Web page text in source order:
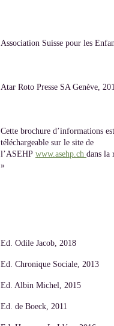
Association Suisse pour les
Atar Roto Presse SA Genève,
Cette brochure d’informations est
téléchargeable sur le site de
l’ASEHP www.asehp.ch dans la
»
Ed. Odile Jacob, 2018
Ed. Chronique Sociale, 2013
Ed. Albin Michel, 2015
Ed. de Boeck, 2011